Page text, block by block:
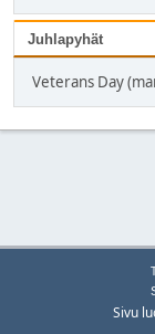
Juhlapyhät
Veterans Day
Sivu